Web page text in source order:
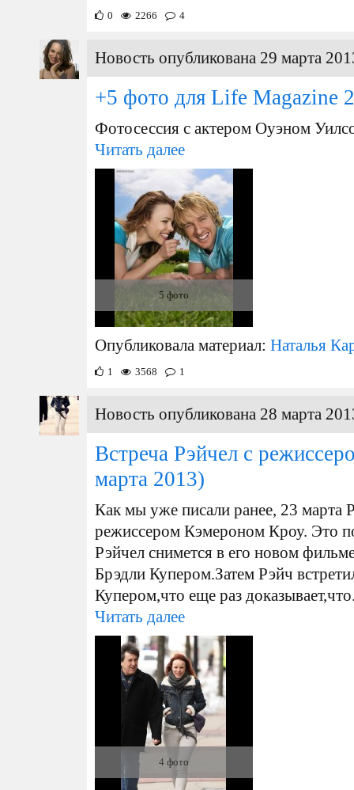
0 2266 4
Новость опубликована 29 марта
+5 фото для Life Magazine
Фотосессия с актером Оуэном
Читать далее
5 фото
Опубликовала материал: Наталья
1 3568 1
Новость опубликована 28 марта
Встреча Рэйчел с
марта 2013)
Как мы уже писали ранее, 23 марта
режиссером Кэмероном Кроу. Это
Рэйчел снимется в его новом
Брэдли Купером.Затем Рэйч
Купером,что еще раз
Читать далее
4 фото